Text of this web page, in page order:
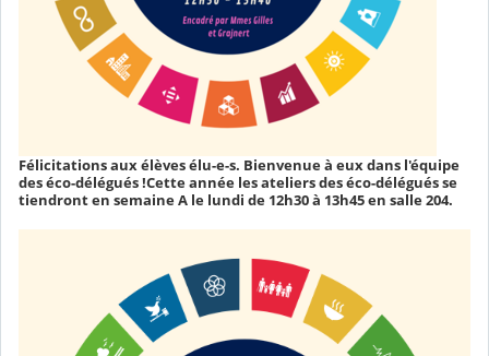
Félicitations aux élèves élu-e-s. Bienvenue à eux dans l'équipe
des éco-délégués !Cette année les ateliers des éco-délégués se
tiendront en semaine A le lundi de 12h30 à 13h45 en salle 204.